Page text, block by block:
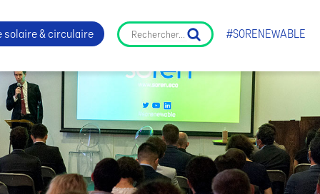
solaire & circulaire #SORENEWABLE